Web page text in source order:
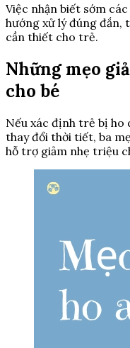
Việc nhận biết sớm
hướng xử lý đúng đắn,
cần thiết cho trẻ.
Những mẹo
cho bé
Nếu xác định trẻ bị ho
thay đổi thời tiết, ba
hỗ trợ giảm nhẹ triệu